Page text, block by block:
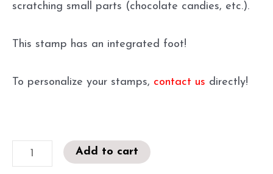
scratching small parts (chocolate candies, etc.).
This stamp has an integrated foot!
To personalize your stamps, contact us directly!
Add to cart